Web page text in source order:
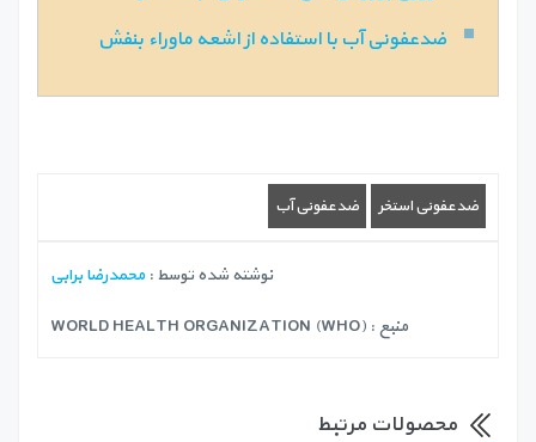
ضدعفونی آب با استفاده از اشعه ماوراء بنفش
ضدعفونی آب ضدعفونی استخر
نوشته شده توسط : محمدرضا برابی
منبع : WORLD HEALTH ORGANIZATION (WHO)
محصولات مرتبط